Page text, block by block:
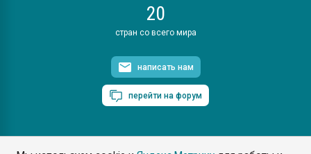
20
стран со всего мира
написать нам
перейти на форум